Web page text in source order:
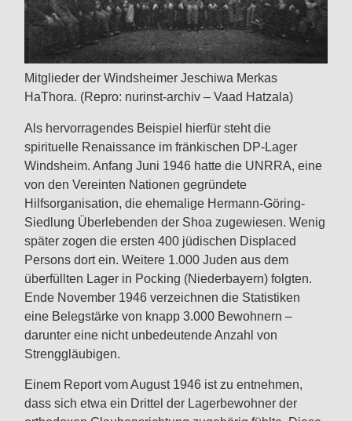
Mitglieder der Windsheimer Jeschiwa Merkas
HaThora. (Repro: nurinst-archiv – Vaad Hatzala)
Als hervorragendes Beispiel hierfür steht die
spirituelle Renaissance im fränkischen DP-Lager
Windsheim. Anfang Juni 1946 hatte die UNRRA, eine
von den Vereinten Nationen gegründete
Hilfsorganisation, die ehemalige Hermann-Göring-
Siedlung Überlebenden der Shoa zugewiesen. Wenig
später zogen die ersten 400 jüdischen Displaced
Persons dort ein. Weitere 1.000 Juden aus dem
überfüllten Lager in Pocking (Niederbayern) folgten.
Ende November 1946 verzeichnen die Statistiken
eine Belegstärke von knapp 3.000 Bewohnern –
darunter eine nicht unbedeutende Anzahl von
Strenggläubigen.
Einem Report vom August 1946 ist zu entnehmen,
dass sich etwa ein Drittel der Lagerbewohner der